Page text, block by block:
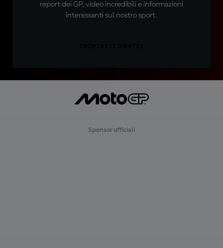
report dei GP, video incredibili e informazioni
interessanti sul nostro sport.
Sponsor ufficiali